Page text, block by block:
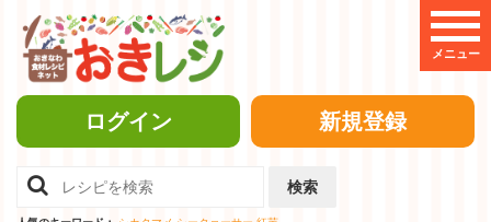
メニュー
ログイン 新規登録
検索